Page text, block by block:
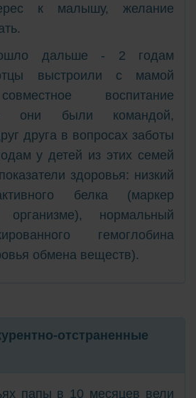
к малышу, желание
дальше - 2 годам
выстроили с мамой
воспитание
- они были командой,
друга в вопросах заботы
у детей из этих семей
здоровья: низкий
белка (маркер
нормальный
гемоглобина
обмена веществ).
отстраненные
папы в 10 месяцев вели